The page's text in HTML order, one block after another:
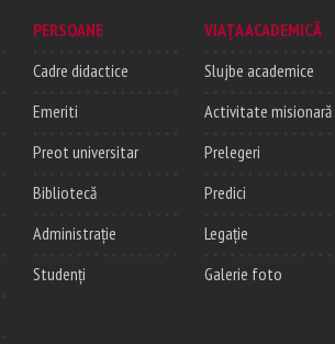
PERSOANE
Cadre didactice
Emeriti
Preot universitar
Bibliotecă
Administrație
Studenți
VIAȚA ACADEMICĂ
Slujbe academice
Activitate misionară
Prelegeri
Predici
Legație
Galerie foto